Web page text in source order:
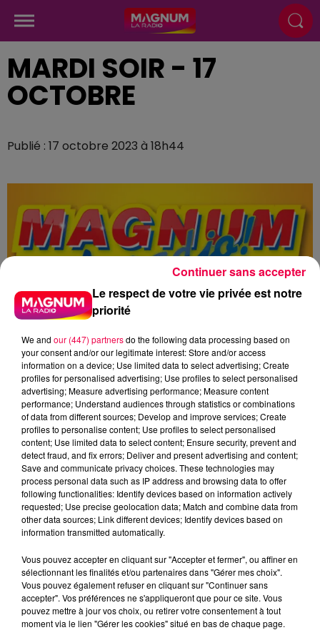
MARDI SOIR - 17
OCTOBRE
Publié : 17 octobre 2023 à 18h44
Flash infos
Crédit :Flash infos
Le respect de votre vie privée est notre
priorité
We and our (447) partnersdo the following data processing based on
your consent and/or our legitimate interest: Store and/or access
information on a device; Use limited data to select advertising; Create
profiles for personalised advertising; Use profiles to select personalised
advertising; Measure advertising performance; Measure content
performance; Understand audiences through statistics or combinations
of data from different sources; Develop and improve services; Create
profiles to personalise content; Use profiles to select personalised
content; Use limited data to select content; Ensure security, prevent and
detect fraud, and fix errors; Deliver and present advertising and content;
Save and communicate privacy choices. These technologies may
process personal data such as IP address and browsing data to offer
following functionalities: Identify devices based on information actively
requested; Use precise geolocation data; Match and combine data from
other data sources; Link different devices; Identify devices based on
information transmitted automatically.
Vous pouvez accepter en cliquant sur "Accepter et fermer", ou affiner en
sélectionnant les finalités et/ou partenaires dans "Gérer mes choix".
Vous pouvez également refuser en cliquant sur "Continuer sans
accepter". Vos préférences ne s'appliqueront que pour ce site. Vous
pouvez mettre à jour vos choix, ou retirer votre consentement à tout
moment via le lien "Gérer les cookies" situé en bas de chaque page.
Continuer sans accepter